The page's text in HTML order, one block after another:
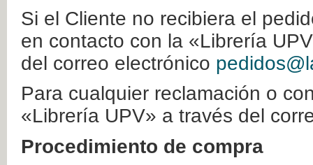
Si el Cliente no recibiera el
en contacto con la «Librería
del correo electrónico
Para cualquier reclamación o
«Librería UPV» a través del
Procedimiento de compra